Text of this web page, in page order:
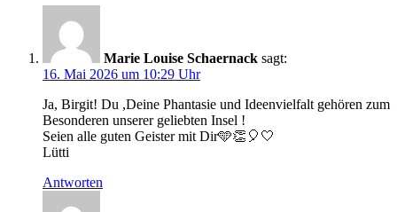
Marie Louise Schaernack sagt:
16. Mai 2026 um 10:29 Uhr
Ja, Birgit! Du ,Deine Phantasie und Ideenvielfalt gehören zum
Besonderen unserer geliebten Insel !
Seien alle guten Geister mit Dir🩵👏🎈🤍
Lütti
Antworten